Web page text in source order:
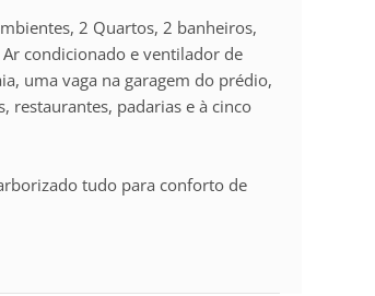
2 Quartos, 2 banheiros,
condicionado e ventilador de
uma vaga na garagem do prédio,
restaurantes, padarias e à cinco
tudo para conforto de